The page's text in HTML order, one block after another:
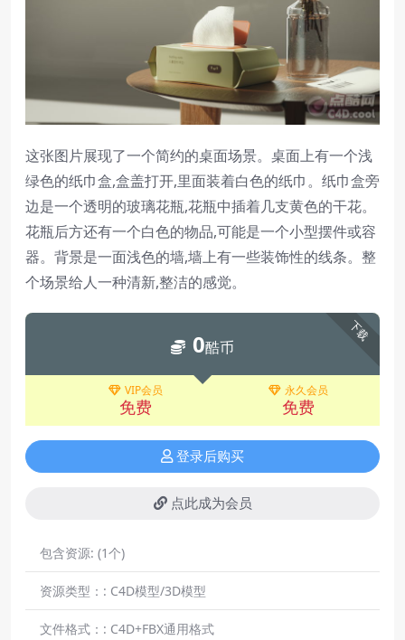
这张图片展现了一个简约的桌面场景。桌面上有一个浅
绿色的纸巾盒,盒盖打开,里面装着白色的纸巾。纸巾盒旁
边是一个透明的玻璃花瓶,花瓶中插着几支黄色的干花。
花瓶后方还有一个白色的物品,可能是一个小型摆件或容
器。背景是一面浅色的墙,墙上有一些装饰性的线条。整
个场景给人一种清新,整洁的感觉。
下载
0酷币
VIP会员
免费
永久会员
免费
登录后购买
点此成为会员
包含资源: (1个)
资源类型：: C4D模型/3D模型
文件格式：: C4D+FBX通用格式